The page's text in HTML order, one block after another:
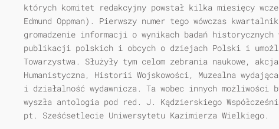
których komitet redakcyjny powstał kilka miesięcy
Edmund Oppman). Pierwszy numer tego wówczas
gromadzenie informacji o wynikach badań
publikacji polskich i obcych o dziejach Polski i
Towarzystwa. Służyły tym celom zebrania naukowe,
Humanistyczna, Historii Wojskowości, Muzealna
i działalność wydawnicza. Ta wobec innych możliwości
wyszła antologia pod red. J. Kądzierskiego
pt. Sześćsetlecie Uniwersytetu Kazimierza Wielkiego.